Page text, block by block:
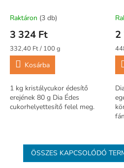
Raktáron (3 db)
3 324 Ft
Egységár:
332,40 Ft / 100 g
Kosárba
1 kg kristálycukor édesítő
erejének 80 g Dia Édes
cukorhelyettesítő felel meg.
2
ÖSSZES KAPCSOLÓDÓ